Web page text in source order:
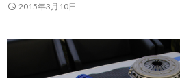
2015年3月10日